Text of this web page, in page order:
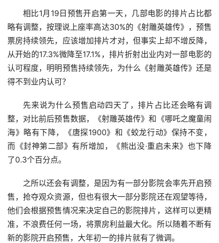
相比1月19日预售开启第一天，几部电影的排片占比都
略有调整，按理说上座率高达30%的《射雕英雄传》，预售
票房持续领先，应该增加排片才对，但事实上却不增反降，
从开始的17.3%微降至17.1%，排片折射出业内对一部电影的
认可程度，明明预售持续领先，为什么《射雕英雄传》还是
得不到业内认可？
先来说为什么预售启动四天了，排片占比还会略有调
整，对比前后预售数据，《射雕英雄传》和《哪吒之魔童闹
海》略有下降，《唐探1900》和《蛟龙行动》保持不变，
而《封神第二部》有所增加，《熊出没·重启未来》也下降
了0.3个百分点。
之所以还会有调整，是因为有一部分影院会率先开启预
售，抢夺观众资源，但也有很大一部分影院还在观望等待，
他们会根据预售情况来决定自己的影院排片，这样可以更精
准，不浪费任何一场，将票房利益最大化。所以随着不断有
新的影院开启预售，大年初一的排片就有了微调。